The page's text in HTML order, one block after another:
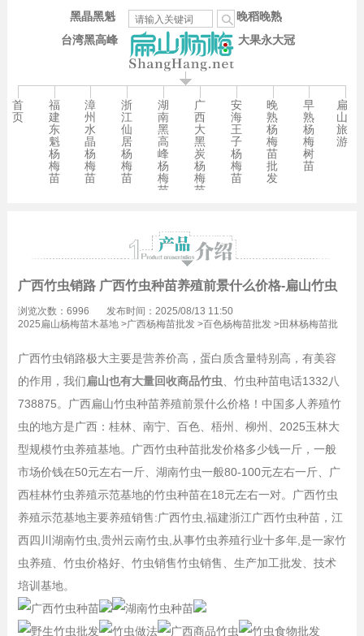
台湾黑高峰
晚稻晚熟
大果永大冠
黑晶黑魁
首
页
福
建
东
魁
杨
梅
苗
漳
州
水
晶
杨
梅
苗
浙
江
仙
居
杨
梅
苗
湖
南
黑
高
峰
杨
梅
苗
广
西
大
黑
炭
杨
梅
苗
安
海
王
子
杨
梅
苗
晚
熟
杨
梅
苗
批
发
早
熟
杨
梅
树
苗
扁
山
旅
游
广西竹虫销路 广西竹虫种苗养殖前景什么价格-扁山竹虫
浏览次数：6996
发布时间：2025/08/13 11:50
2025扁山杨梅苗木基地>广西杨梅苗批发>百色杨梅苗批发>田林杨梅苗批
广西竹虫销路极大主要是营养价高，蛋白质含量特别高，有美容
的作用，我们扁山也有大量回收商品竹虫 、竹虫种苗电话1332八
738875。广西扁山竹虫种苗养殖前景什么价格！中国多人养殖竹
虫的地方是广西：桂林、南宁、百色、梧州、柳州、2025玉林大
型规模竹虫养殖基地。广西竹虫种苗批发价格多少钱一斤，一般
市场价钱在50元左右一斤、湖南竹虫一般80-100元左右一斤、广
西桂林竹虫养殖示范基地的竹虫种苗在18元左右一对。广西竹虫
养殖示范基地主要养殖销售:广西竹虫,福建浙江广西竹虫种苗，江
西四川湖南竹虫,贵州云南竹虫,从事竹虫养殖行业十多年,是一家竹
虫养殖、竹虫价格好、竹虫销售竹虫销售、生产加工批发、技术
培训基地。